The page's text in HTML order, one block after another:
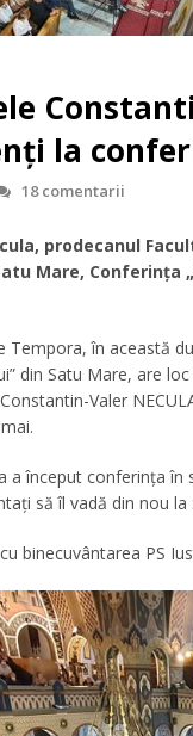
la
18 comentarii
prodecanul
Mare, Conferința
Tempora, în această
din Satu Mare, are
Valer
a început conferința
să îl vadă din nou la
binecuvântarea PS